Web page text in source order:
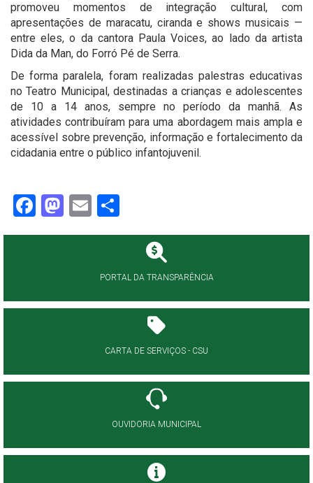
promoveu momentos de integração cultural, com
apresentações de maracatu, ciranda e shows musicais —
entre eles, o da cantora Paula Voices, ao lado da artista
Dida da Man, do Forró Pé de Serra.
De forma paralela, foram realizadas palestras educativas
no Teatro Municipal, destinadas a crianças e adolescentes
de 10 a 14 anos, sempre no período da manhã. As
atividades contribuíram para uma abordagem mais ampla e
acessível sobre prevenção, informação e fortalecimento da
cidadania entre o público infantojuvenil.
Facebook
Mastodon
Email
PORTAL DA TRANSPARÊNCIA
CARTA DE SERVIÇOS - CSU
OUVIDORIA MUNICIPAL